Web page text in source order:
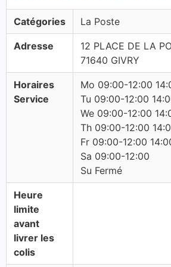
Catégories La Poste
Adresse
12 PLACE DE LA
71640 GIVRY
Horaires
Service
Mo 09:00-12:00
Tu 09:00-12:00
We 09:00-12:00
Th 09:00-12:00
Fr 09:00-12:00
Sa 09:00-12:00
Su Fermé
Heure
limite
avant
livrer les
colis